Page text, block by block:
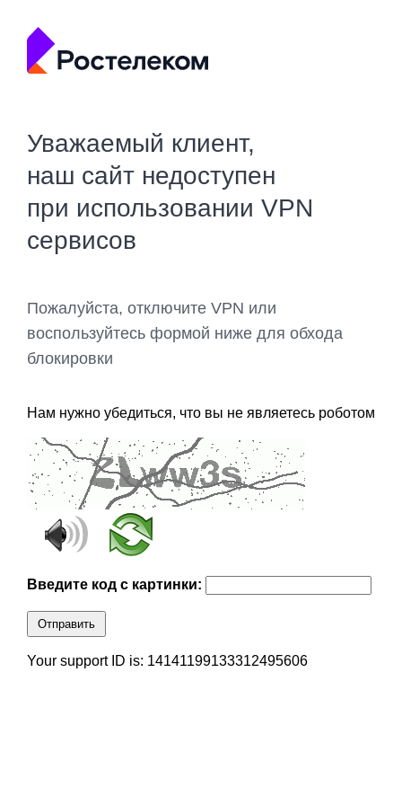
Уважаемый клиент,
наш сайт недоступен
при использовании VPN
сервисов
Пожалуйста, отключите VPN или
воспользуйтесь формой ниже для обхода
блокировки
Нам нужно убедиться, что вы не являетесь роботом
Введите код с картинки:
Отправить
Your support ID is: 14141199133312495606